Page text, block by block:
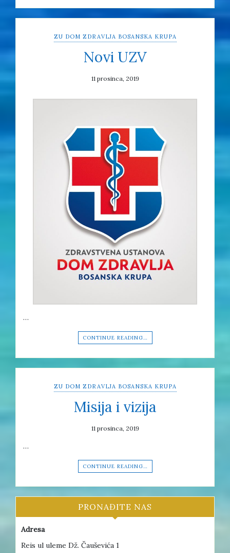
ZU DOM ZDRAVLJA BOSANSKA KRUPA
Novi UZV
11 prosinca, 2019
…
CONTINUE READING…
ZU DOM ZDRAVLJA BOSANSKA KRUPA
Misija i vizija
11 prosinca, 2019
…
CONTINUE READING…
PRONAĐITE NAS
Adresa
Reis ul uleme Dž. Čauševića 1